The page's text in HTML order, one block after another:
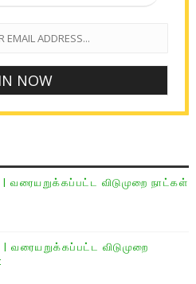
வரையறுக்கப்பட்ட விடுமுறை நாட்கள்
வரையறுக்கப்பட்ட விடுமுறை